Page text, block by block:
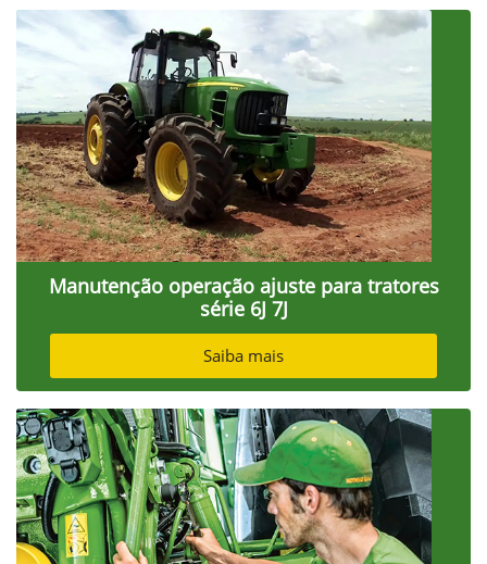
Manutenção operação ajuste para tratores
série 6J 7J
Saiba mais